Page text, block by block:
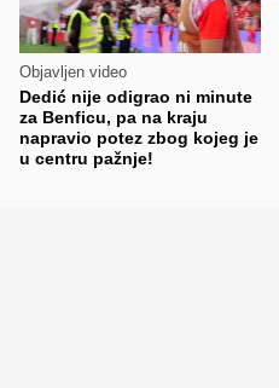
Objavljen video
Dedić nije odigrao ni minute
za Benficu, pa na kraju
napravio potez zbog kojeg je
u centru pažnje!